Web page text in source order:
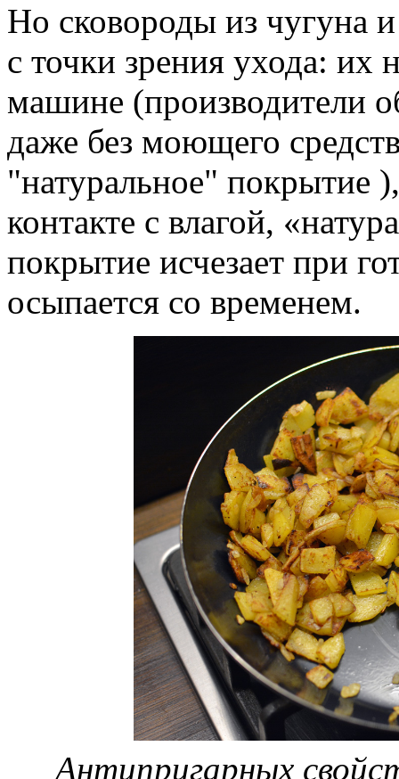
Но сковороды из чугуна
с точки зрения ухода: их
машине (производители
даже без моющего
"натуральное" покрытие
контакте с влагой,
покрытие исчезает при
осыпается со временем.
Антипригарных